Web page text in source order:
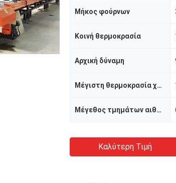
Μήκος φούρνων
Κοινή θερμοκρασία
Αρχική δύναμη
Μέγιστη θερμοκρασία χρήσης
Μέγεθος τμημάτων αιθουσών
Καλύτερη Τιμή